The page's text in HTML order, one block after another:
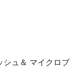
シュ＆ マイクロブ